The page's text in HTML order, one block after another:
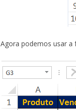
Agora podemos usar a